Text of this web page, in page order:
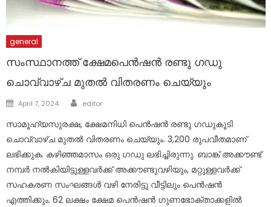
general
സംസ്ഥാനത്ത് ക്ഷേമപെന്‍ഷന്‍ രണ്ടു ഗഡു
ചൊവ്വാഴ്ച മുതല്‍ വിതരണം ചെയ്യും
Posted
April 7, 2024 Author
editor
സാമൂഹ്യസുരക്ഷ, ക്ഷേമനിധി പെൻഷൻ രണ്ടു ഗഡുകൂടി
ചൊവ്വാഴ്‌ച മുതൽ വിതരണം ചെയ്യും. 3,200 രുപവീതമാണ്‌
ലഭിക്കുക. കഴിഞ്ഞമാസം ഒരു ഗഡു ലഭിച്ചിരുന്നു. ബാങ്ക്‌ അക്കൗണ്ട്‌
നമ്പർ നൽകിയിട്ടുള്ളവർക്ക്‌ അക്കൗണ്ടുവഴിയും, മറ്റുള്ളവർക്ക്‌
സഹകരണ സംഘങ്ങൾ വഴി നേരിട്ടു വീട്ടിലും പെൻഷൻ
എത്തിക്കും. 62 ലക്ഷം ക്ഷേമ പെൻഷൻ ഗുണഭോക്താക്കളിൽ